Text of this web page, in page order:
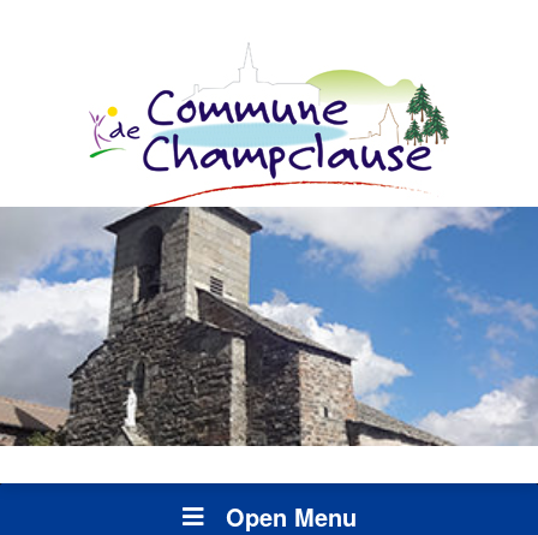
Open Menu